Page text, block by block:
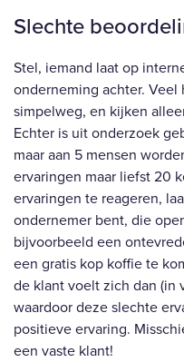
Slechte
Stel, iemand laat op
onderneming achter.
simpelweg, en kijken
Echter is uit onderzoek
maar aan 5 mensen
ervaringen maar liefst 20
ervaringen te reageren,
ondernemer bent, die
bijvoorbeeld een
een gratis kop koffie te
de klant voelt zich dan (in
waardoor deze slechte
positieve ervaring.
een vaste klant!